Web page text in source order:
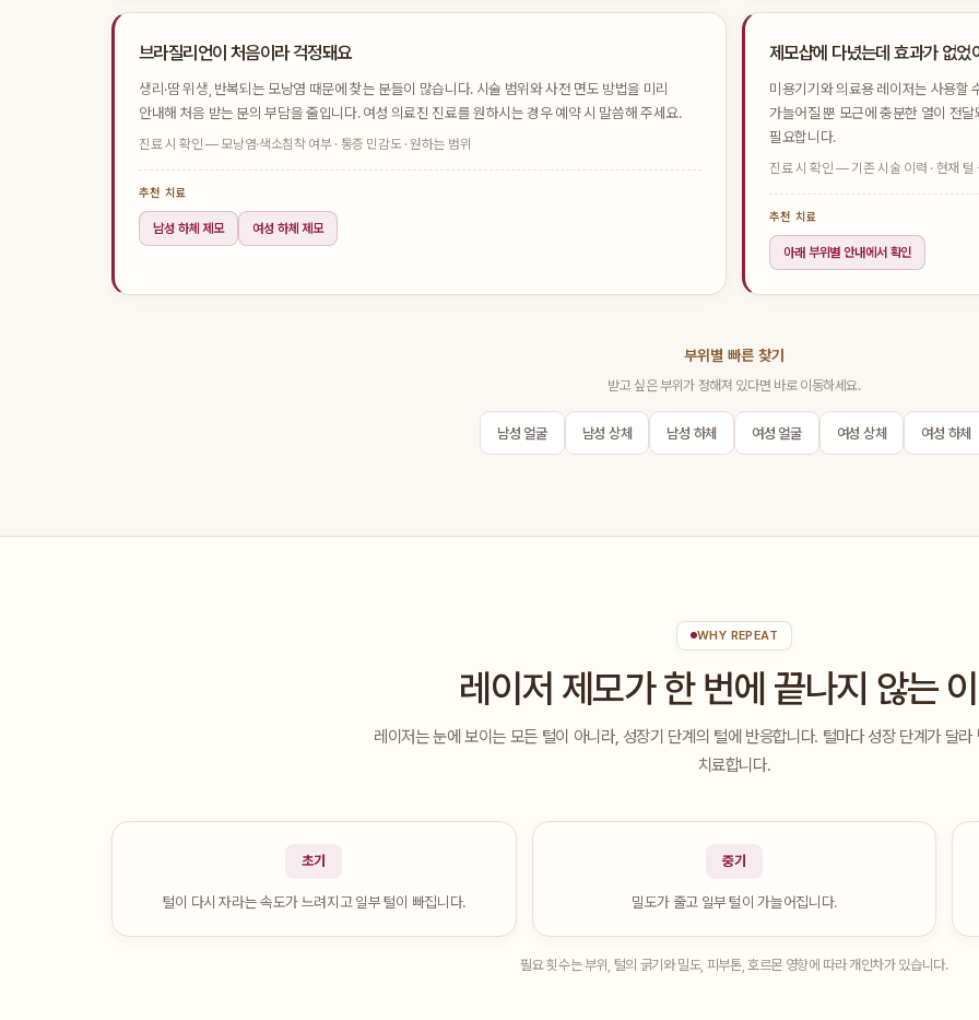
브라질리언이 처음이라 걱정돼요
생리·땀 위생, 반복되는 모낭염 때문에 찾는 분들이 많습니다. 시술 범위와 사전 면도 방법을 미리
안내해 처음 받는 분의 부담을 줄입니다. 여성 의료진 진료를 원하시는 경우 예약 시 말씀해 주세요.
진료 시 확인 — 모낭염·색소침착 여부 · 통증 민감도 · 원하는 범위
추천 치료
남성 하체 제모 여성 하체 제모
제모샵에 다녔는데 효과가 없었
미용기기와 의료용 레이저는 사용할
가늘어질 뿐 모근에 충분한 열이 전
필요합니다.
진료 시 확인 — 기존 시술 이력 · 현재 털
추천 치료
아래 부위별 안내에서 확인
부위별 빠른 찾기
받고 싶은 부위가 정해져 있다면 바로 이동하세요.
남성 얼굴 남성 상체 남성 하체 여성 얼굴 여성 상체 여성 하체
WHY REPEAT
레이저 제모가 한 번에 끝나지 않는
레이저는 눈에 보이는 모든 털이 아니라, 성장기 단계의 털에 반응합니다. 털마다 성장 단계가 달라
치료합니다.
초기
털이 다시 자라는 속도가 느려지고 일부 털이 빠집니다.
중기
밀도가 줄고 일부 털이 가늘어집니다.
필요 횟수는 부위, 털의 굵기와 밀도, 피부톤, 호르몬 영향에 따라 개인차가 있습니다.